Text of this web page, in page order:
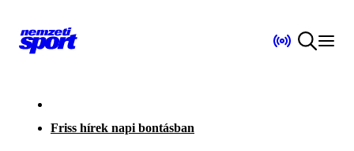
Friss hírek napi bontásban